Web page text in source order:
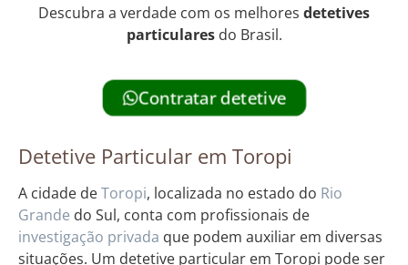
Descubra a verdade com os melhores detetives
particularesdo Brasil.
Contratar detetive
Detetive Particular em Toropi
A cidade deToropi, localizada no estado do Rio
Grande do Sul, conta com profissionais de
investigação privada que podem auxiliar em diversas
situações. Um detetive particular em Toropi pode ser